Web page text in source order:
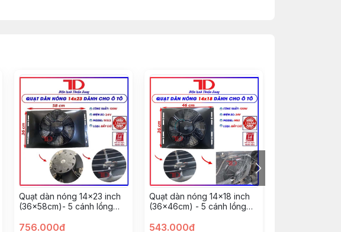
Quạt dàn nóng 14x23 inch
(36x58cm)- 5 cánh lồng
24V Model M83 ( 5 cái/
756.000đ
Quạt dàn nóng 14x18 inch
(36x46cm) - 5 cánh lồng
lồi 120W - 24V Model M60 (
543.000đ